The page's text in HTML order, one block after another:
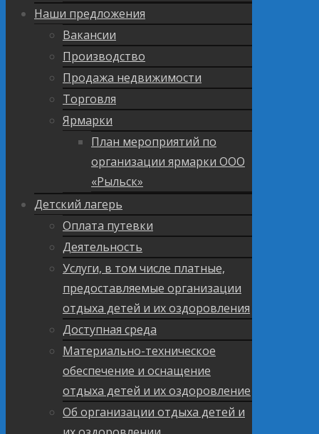
Наши предложения
Вакансии
Производство
Продажа недвижимости
Торговля
Ярмарки
План мероприятий по
организации ярмарки ООО
«Рыльск»
Детский лагерь
Оплата путевки
Деятельность
Услуги, в том числе платные,
предоставляемые организации
отдыха детей и их оздоровления
Доступная среда
Материально-техническое
обеспечение и оснащение
отдыха детей и их оздоровление
Об организации отдыха детей и